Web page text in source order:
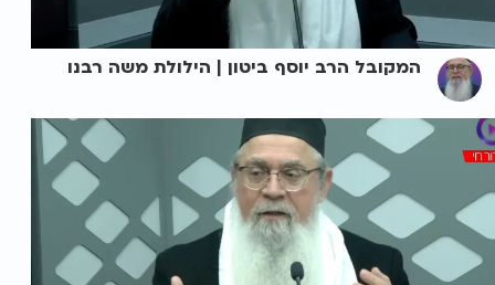
המקובל הרב יוסף ביטון | הילולת משה רבנו